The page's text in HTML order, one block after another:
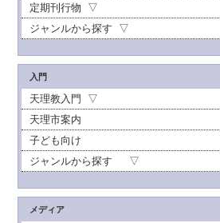
定期刊行物
ジャンルから探す
入門
天理教入門
天理市案内
子ども向け
ジャンルから探す
メディア